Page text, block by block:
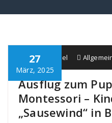
27
März, 2025
Schule Bürgel
Ausflug zum
Montessori –
„Sausewind“ in